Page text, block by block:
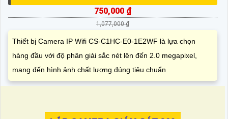
750,000 ₫
1,077,000 ₫
Thiết bị Camera IP Wifi CS-C1HC-E0-1E2WF là lựa chọn
hàng đầu với độ phân giải sắc nét lên đến 2.0 megapixel,
mang đến hình ảnh chất lượng đúng tiêu chuẩn